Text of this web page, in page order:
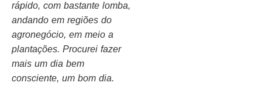
rápido, com bastante lomba,
andando em regiões do
agronegócio, em meio a
plantações. Procurei fazer
mais um dia bem
consciente, um bom dia.